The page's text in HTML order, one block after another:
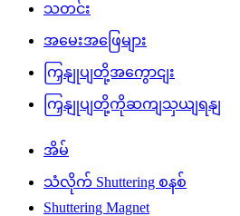
သတင်း
အမေးအဖြေများ
ကြှနျုပျတို့အကွောငျး
ကြှနျုပျတို့ကိုဆကျသှယျရနျ
အိမ်
သံလိုက် Shuttering စနစ်
Shuttering Magnet